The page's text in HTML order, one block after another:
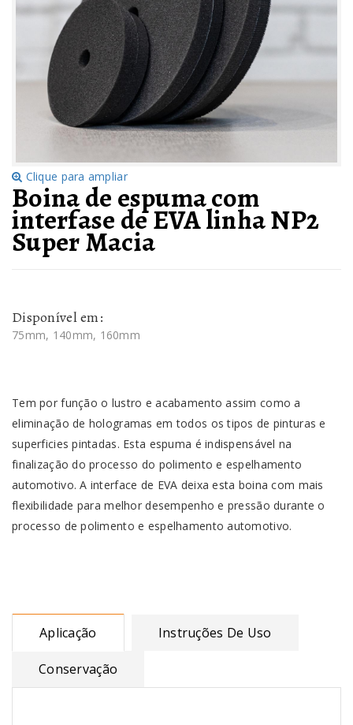
Clique para ampliar
Boina de espuma com
interfase de EVA linha NP2
Super Macia
Disponível em:
75mm, 140mm, 160mm
Tem por função o lustro e acabamento assim como a
eliminação de hologramas em todos os tipos de pinturas e
superficies pintadas. Esta espuma é indispensável na
finalização do processo do polimento e espelhamento
automotivo. A interface de EVA deixa esta boina com mais
flexibilidade para melhor desempenho e pressão durante o
processo de polimento e espelhamento automotivo.
Aplicação Instruções De Uso
Conservação